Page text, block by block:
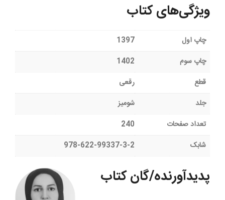
ویژگی‌های کتاب
چاپ اول
1397
چاپ سوم
1402
قطع
رقعی
جلد
شومیز
تعداد صفحات
240
شابک
978-622-99337-3-2
پدیدآورنده/گان کتاب